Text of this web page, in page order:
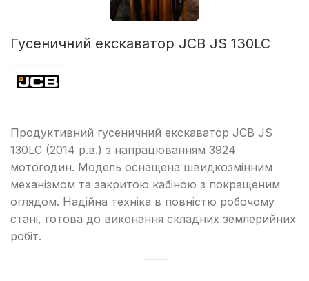
Гусеничний екскаватор JCB JS 130LC
Продуктивний гусеничний екскаватор JCB JS
130LC (2014 р.в.) з напрацюванням 3924
мотогодин. Модель оснащена швидкозмінним
механізмом та закритою кабіною з покращеним
оглядом. Надійна техніка в повністю робочому
стані, готова до виконання складних землерийних
робіт.